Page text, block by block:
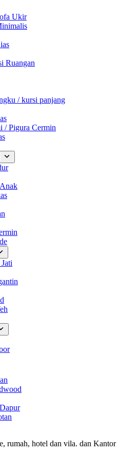
Ukir
Ruangan
/ kursi panjang
/ Pigura Cermin
rumah, hotel dan vila. dan Kantor